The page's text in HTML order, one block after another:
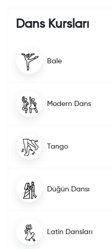
Dans Kursları
Bale
Modern Dans
Tango
Düğün Dansı
Latin Dansları